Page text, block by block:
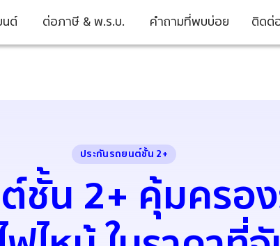
นต์ ต่อภาษี & พ.ร.บ. คำถามที่พบบ่อย ติดต่
ประกันรถยนต์ชั้น 2+
ชั้น 2+ คุ้มครอ